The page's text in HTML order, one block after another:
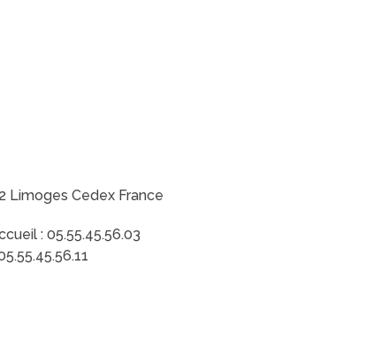
Limoges Cedex France
: 05.55.45.56.03